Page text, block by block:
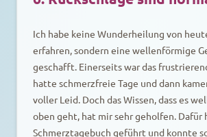
Ich habe keine Wunderheilung von
erfahren, sondern eine wellenförmige
geschafft. Einerseits war das
hatte schmerzfreie Tage und dann
voller Leid. Doch das Wissen, dass es
oben geht, hat mir sehr geholfen. Dafür
Schmerztagebuch geführt und konnte